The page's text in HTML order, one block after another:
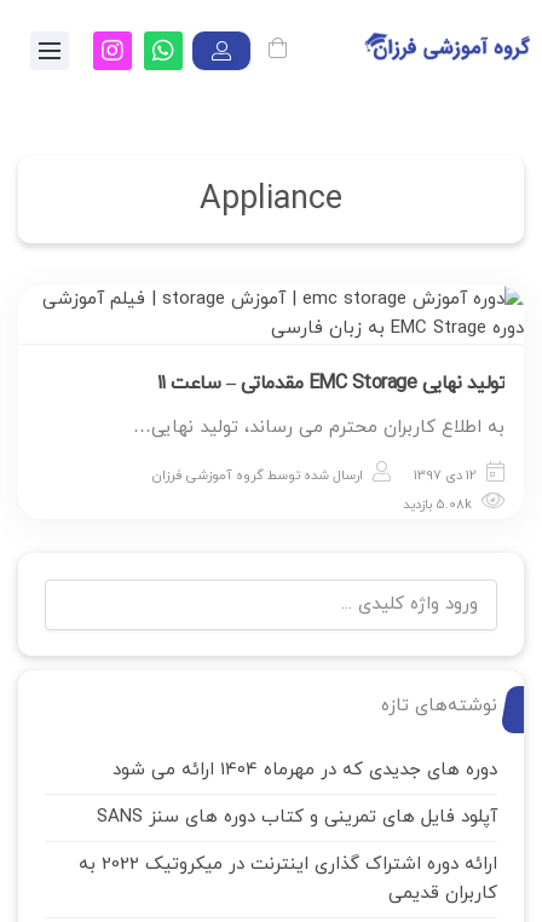
Appliance
تولید نهایی EMC Storage مقدماتی – ساعت ۱۱
به اطلاع کاربران محترم می رساند، تولید نهایی…
12 دی 1397 ارسال شده توسطگروه آموزشی فرزان
نوشته‌های تازه
دوره های جدیدی که در مهرماه 1404 ارائه می شود
آپلود فایل های تمرینی و کتاب دوره های سنز SANS
ارائه دوره اشتراک گذاری اینترنت در میکروتیک 2022 به
کاربران قدیمی